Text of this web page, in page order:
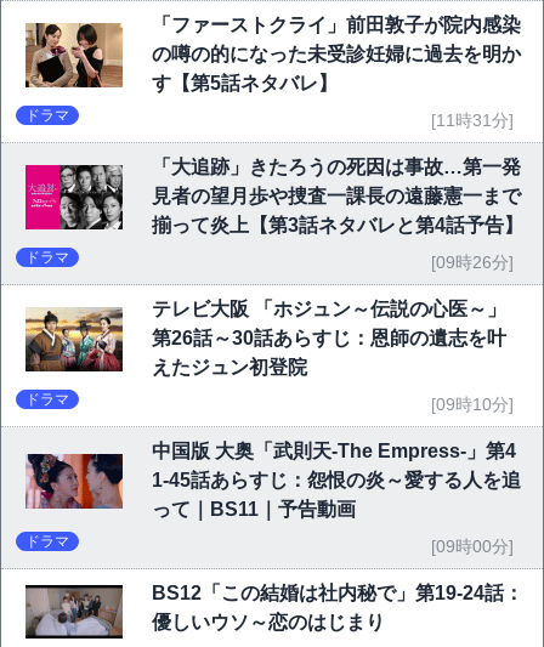
「ファーストクライ」前田敦子が院内感染
の噂の的になった未受診妊婦に過去を明か
す【第5話ネタバレ】
ドラマ [11時31分]
「大追跡」きたろうの死因は事故…第一発
見者の望月歩や捜査一課長の遠藤憲一まで
揃って炎上【第3話ネタバレと第4話予告】
ドラマ [09時26分]
テレビ大阪 「ホジュン～伝説の心医～」
第26話～30話あらすじ：恩師の遺志を叶
えたジュン初登院
ドラマ [09時10分]
中国版 大奥「武則天-The Empress-」第4
1-45話あらすじ：怨恨の炎～愛する人を追
って｜BS11｜予告動画
ドラマ [09時00分]
BS12「この結婚は社内秘で」第19-24話：
優しいウソ～恋のはじまり